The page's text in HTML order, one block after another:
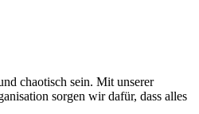
chaotisch sein. Mit unserer
sorgen wir dafür, dass alles